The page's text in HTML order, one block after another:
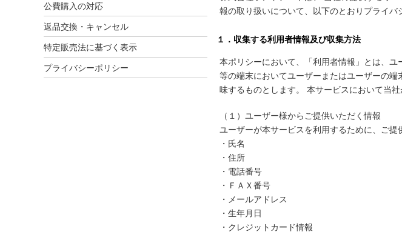
公費購入の対応
返品交換・キャンセル
特定販売法に基づく表示
プライバシーポリシー
報の取り扱いについて、以下のとおりプライバ
１．収集する利用者情報及び収集方法
本ポリシーにおいて、「利用者情報」とは、
等の端末においてユーザーまたはユーザーの
味するものとします。 本サービスにおいて当
（１）ユーザー様からご提供いただく情報
ユーザーが本サービスを利用するために、ご提
・氏名
・住所
・電話番号
・ＦＡＸ番号
・メールアドレス
・生年月日
・クレジットカード情報